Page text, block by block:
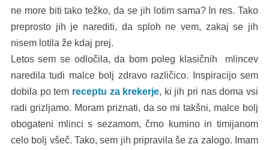
ne more biti tako težko, da se jih lotim sama? In res. Tako
preprosto jih je narediti, da sploh ne vem, zakaj se jih
nisem lotila že kdaj prej.
Letos sem se odločila, da bom poleg klasičnih mlincev
naredila tudi malce bolj zdravo različico. Inspiracijo sem
dobila po tem receptu za krekerje, ki jih pri nas doma vsi
radi grizljamo. Moram priznati, da so mi takšni, malce bolj
obogateni mlinci s sezamom, črno kumino in timijanom
celo bolj všeč. Tako, sem jih pripravila še za zalogo. Imam